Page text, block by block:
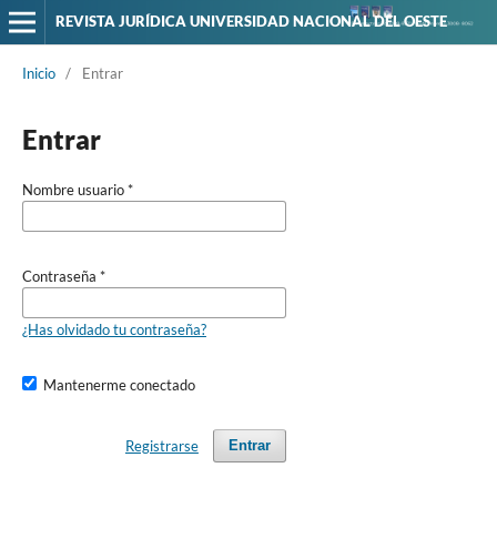
REVISTA JURÍDICA UNIVERSIDAD NACIONAL DEL OESTE
Inicio / Entrar
Entrar
Nombre usuario*
Contraseña *
¿Has olvidado tu contraseña?
Mantenerme conectado
Entrar
Registrarse